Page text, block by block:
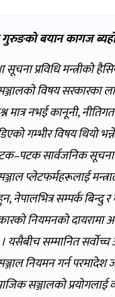
गुरुङको बयान कागज
सूचना प्रविधि मन्त्रीको
विषय सरकारका
मात्र नभई कानूनी,
गम्भीर विषय थियो
सार्वजनिक सूचना
प्लेटफर्महरूलाई
सम्पर्क बिन्दु र
नियमनको दायरामा
यसैबीच सम्मानित
नियमन गर्न
सञ्जालको प्रयोगलाई